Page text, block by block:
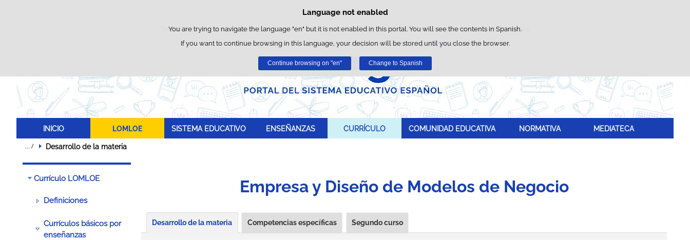
Cookie Policy
This website uses its own cookies to facilitate browsing and third-party cookies to obtain usage and satisfaction statistics.
You can get more information in the "Cookies" section of ourlegal notice.
Accept Reject
Language not enabled
You are trying to navigate the language "en" but it is not enabled in this portal. You will see the contents in Spanish.
If you want to continue browsing in this language, your decision will be stored until you close the browser.
Continue browsing on "en" Change to Spanish
Skip to content
INICIO LOMLOE SISTEMA EDUCATIVO ENSEÑANZAS CURRÍCULO COMUNIDAD EDUCATIVA NORMATIVA MEDIATECA
Desarrollo de la materia
Currículo LOMLOE
Definiciones
Currículos básicos por
enseñanzas
Empresa y Diseño de Modelos de Negocio
Desarrollo de la materia Competencias específicas Segundo curso